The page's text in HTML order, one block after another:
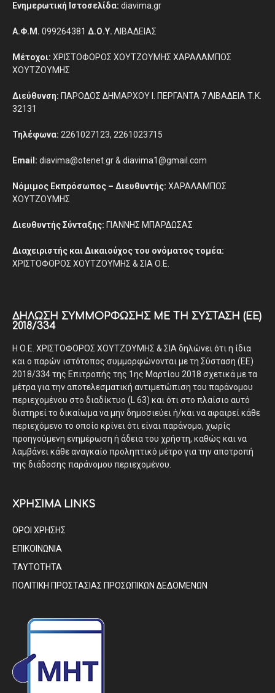
Ενημερωτική Ιστοσελίδα: diavima.gr
Α.Φ.Μ. 099264381 Δ.Ο.Υ. ΛΙΒΑΔΕΙΑΣ
Μέτοχοι: ΧΡΙΣΤΟΦΟΡΟΣ ΧΟΥΤΖΟΥΜΗΣ ΧΑΡΑΛΑΜΠΟΣ
ΧΟΥΤΖΟΥΜΗΣ
Διεύθυνση: ΠΑΡΟΔΟΣ ΔΗΜΑΡΧΟΥ Ι. ΠΕΡΓΑΝΤΑ 7 ΛΙΒΑΔΕΙΑ Τ.Κ.
32131
Τηλέφωνα: 2261027123, 2261023715
Email: diavima@otenet.gr & diavima1@gmail.com
Νόμιμος Εκπρόσωπος – Διευθυντής: ΧΑΡΑΛΑΜΠΟΣ
ΧΟΥΤΖΟΥΜΗΣ
Διευθυντής Σύνταξης: ΓΙΑΝΝΗΣ ΜΠΑΡΔΩΣΑΣ
Διαχειριστής και Δικαιούχος του ονόματος τομέα:
ΧΡΙΣΤΟΦΟΡΟΣ ΧΟΥΤΖΟΥΜΗΣ & ΣΙΑ Ο.Ε.
ΔΉΛΩΣΗ ΣΥΜΜΌΡΦΩΣΗΣ ΜΕ ΤΗ ΣΎΣΤΑΣΗ (ΕΕ)
2018/334
Η Ο.Ε. ΧΡΙΣΤΟΦΟΡΟΣ ΧΟΥΤΖΟΥΜΗΣ & ΣΙΑ δηλώνει ότι η ίδια
και ο παρών ιστότοπος συμμορφώνονται με τη Σύσταση (ΕΕ)
2018/334 της Επιτροπής της 1ης Μαρτίου 2018 σχετικά με τα
μέτρα για την αποτελεσματική αντιμετώπιση του παράνομου
περιεχομένου στο διαδίκτυο (L 63) και ότι στο πλαίσιο αυτό
διατηρεί το δικαίωμα να μην δημοσιεύει ή/και να αφαιρεί κάθε
περιεχόμενο το οποίο κρίνει ότι είναι παράνομο, χωρίς
προηγούμενη ενημέρωση ή άδεια του χρήστη, καθώς και να
λαμβάνει κάθε αναγκαίο προληπτικό μέτρο για την αποτροπή
της διάδοσης παράνομου περιεχομένου.
ΧΡΗΣΙΜΑ LINKS
ΟΡΟΙ ΧΡΗΣΗΣ
ΕΠΙΚΟΙΝΩΝΙΑ
ΤΑΥΤΟΤΗΤΑ
ΠΟΛΙΤΙΚΗ ΠΡΟΣΤΑΣΙΑΣ ΠΡΟΣΩΠΙΚΩΝ ΔΕΔΟΜΕΝΩΝ